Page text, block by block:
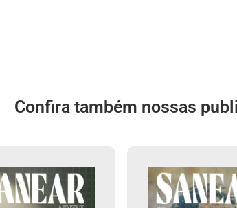
Confira também nossas